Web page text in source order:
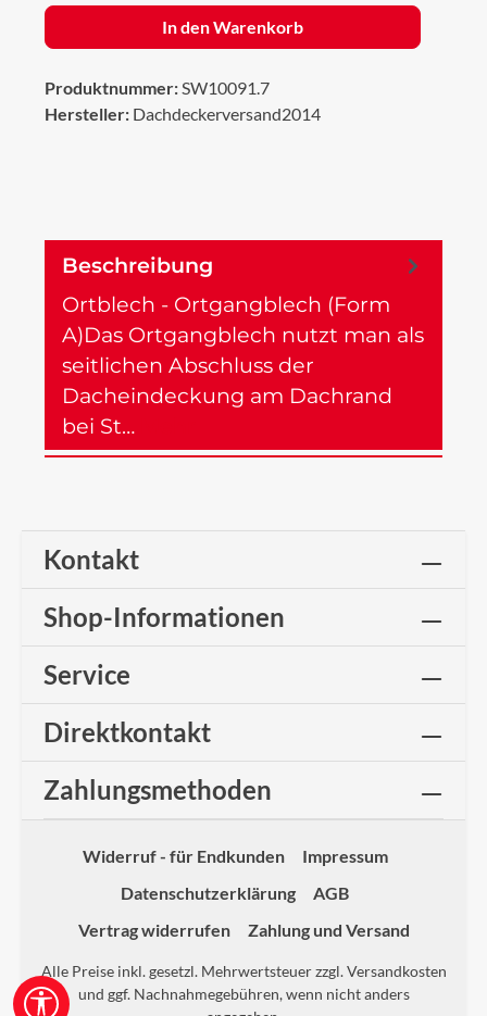
In den Warenkorb
Produktnummer:SW10091.7
Hersteller: Dachdeckerversand2014
Beschreibung
Ortblech - Ortgangblech (Form
A)Das Ortgangblech nutzt man als
seitlichen Abschluss der
Dacheindeckung am Dachrand
bei St…
Kontakt
Shop-Informationen
Service
Direktkontakt
Zahlungsmethoden
Widerruf - für Endkunden
Impressum
Datenschutzerklärung
AGB
Vertrag widerrufen
Zahlung und Versand
Alle Preise inkl. gesetzl. Mehrwertsteuer zzgl.Versandkosten
und ggf. Nachnahmegebühren, wenn nicht anders
Werkzeugleiste anzeigen